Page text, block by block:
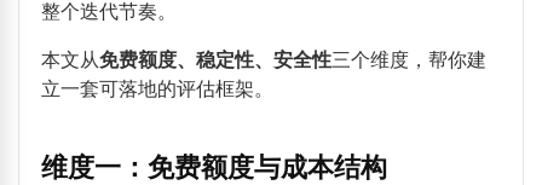
整个迭代节奏。
本文从免费额度、稳定性、安全性三个维度，帮你建
立一套可落地的评估框架。
维度一：免费额度与成本结构